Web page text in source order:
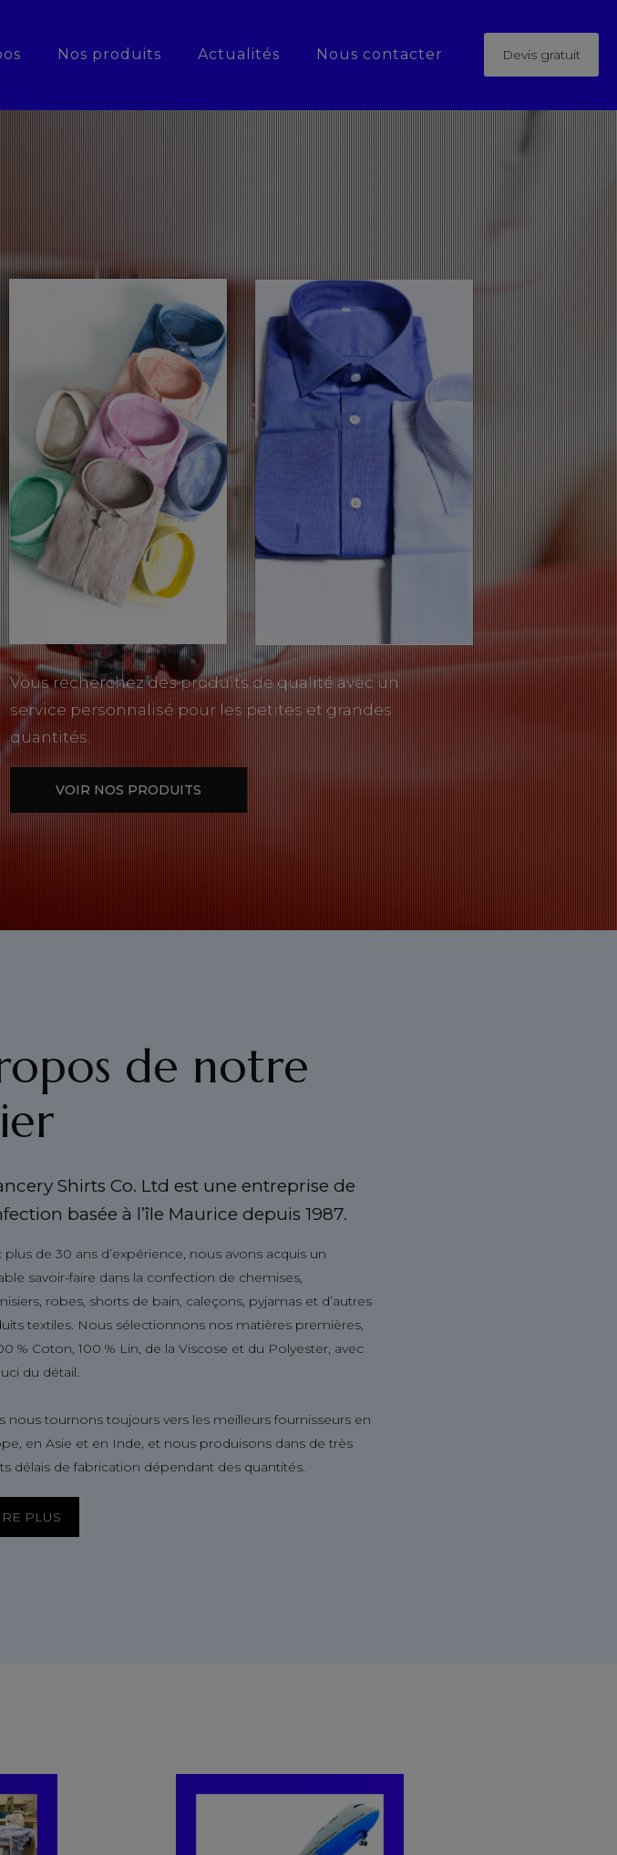
Nos produits Actualités Nous contacter Devis gratuit
Vous recherchez des produits de qualité avec un
service personnalisé pour les petites et grandes
quantités.
VOIR NOS PRODUITS
de notre
Shirts Co. Ltd est une entreprise de
basée à l’île Maurice depuis 1987.
plus de 30 ans d’expérience, nous avons acquis un
savoir-faire dans la confection de chemises,
robes, shorts de bain, caleçons, pyjamas et d’autres
textiles. Nous sélectionnons nos matières premières,
% Coton, 100 % Lin, de la Viscose et du Polyester, avec
du détail.
nous tournons toujours vers les meilleurs fournisseurs en
en Asie et en Inde, et nous produisons dans de très
délais de fabrication dépendant des quantités.
PLUS